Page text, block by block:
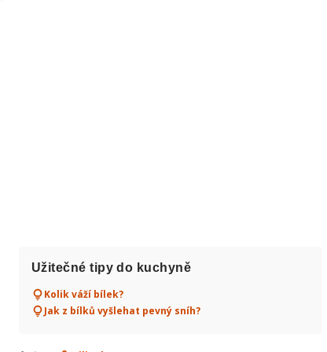
Užitečné tipy do kuchyně
Kolik váží bílek?
Jak z bílků vyšlehat pevný sníh?